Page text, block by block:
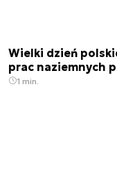
Wielki dzień
prac naziemnych
1 min.